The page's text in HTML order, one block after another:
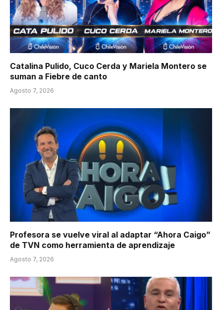
Catalina Pulido, Cuco Cerda y Mariela Montero se
suman a Fiebre de canto
Agosto 7, 2026
Profesora se vuelve viral al adaptar “Ahora Caigo”
de TVN como herramienta de aprendizaje
Agosto 7, 2026